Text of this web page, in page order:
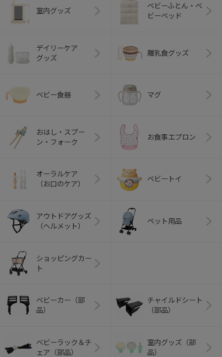
室内グッズ
ベビーふとん・ベ
ビーベッド
デイリーケア
グッズ
離乳食グッズ
ベビー食器 マグ
おはし・スプー
ン・フォーク
お食事エプロン
オーラルケア
（お口のケア）
ベビートイ
アウトドアグッズ
（ヘルメット）
ペット用品
ショッピングカー
ト
ベビーカー（部
品）
チャイルドシート
（部品）
ベビーラック＆チ
ェア（部品）
室内グッズ（部
品）